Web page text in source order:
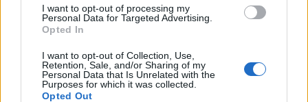
I want to opt-out of processing my
Personal Data for Targeted Advertising.
Opted In
I want to opt-out of Collection, Use,
Retention, Sale, and/or Sharing of my
Personal Data that Is Unrelated with the
Purposes for which it was collected.
Opted Out